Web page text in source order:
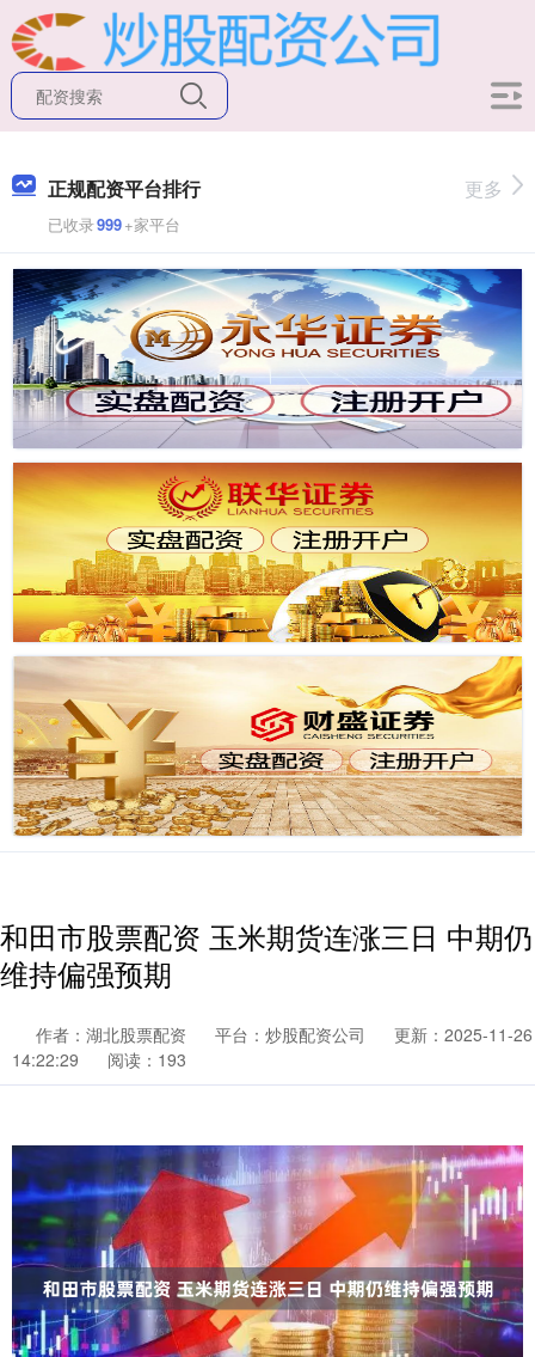
正规配资平台排行
已收录999+家平台
更多
和田市股票配资 玉米期货连涨三日 中期仍
维持偏强预期
作者：湖北股票配资 平台：炒股配资公司
更新：2025-11-26
14:22:29
阅读：193